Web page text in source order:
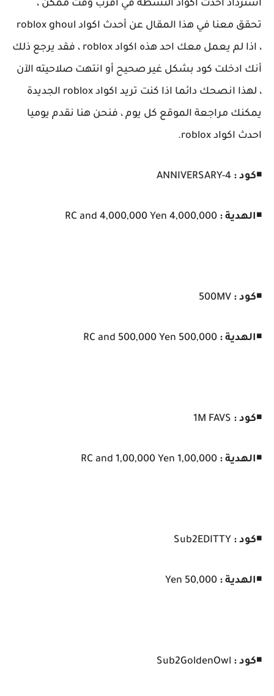
استرداد احدث اكواد النشطة في اقرب وقت ممكن ،
تحقق معنا في هذا المقال عن أحدث اكواد roblox ghoul
، اذا لم يعمل معك احد هذه اكواد roblox ، فقد يرجع ذلك
أنك ادخلت كود بشكل غير صحيح أو انتهت صلاحيته الآن
، لهذا انصحك دائما اذا كنت تريد اكواد roblox الجديدة
يمكنك مراجعة الموقع كل يوم ، فنحن هنا نقدم يوميا
احدث اكواد roblox.
◾كود :
◾الهدية :
◾كود :
◾الهدية :
◾كود :
◾الهدية :
◾كود :
◾الهدية :
◾كود :